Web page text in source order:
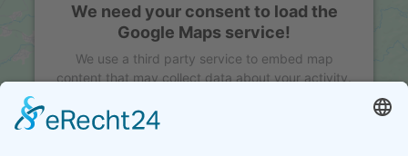
We need your consent to load the
Google Maps service!
We use a third party service to embed map
content that may collect data about your activity.
to see this map.